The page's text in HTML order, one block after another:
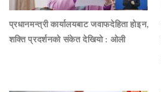
प्रधानमन्त्री कार्यालयबाट जवाफदेहिता होइन,
शक्ति प्रदर्शनको संकेत देखियो : ओली